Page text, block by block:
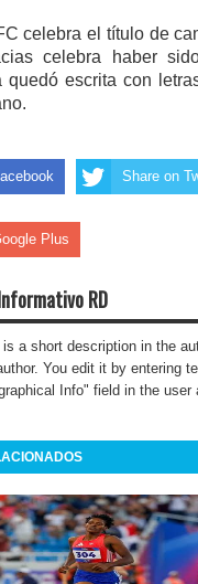
celebra el título de
celebra haber
quedó escrita con
Share on
Plus
RD
a short description in the
You edit it by entering
Info" field in the user